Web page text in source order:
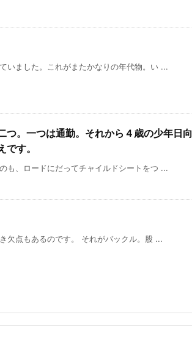
いました。これがまたかなりの年代物。い ...
つ。一つは通勤。それから４歳の少年日向
す。
も、ロードにだってチャイルドシートをつ ...
欠点もあるのです。 それがバックル。股 ...